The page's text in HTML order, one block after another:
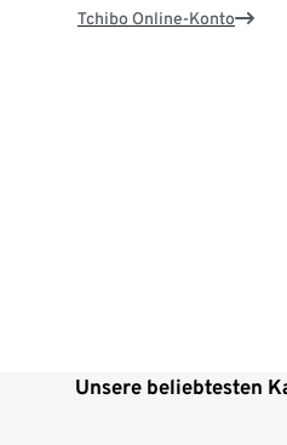
Tchibo Online-Konto
Unsere beliebtesten